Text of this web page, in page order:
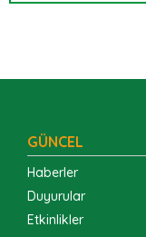
GÜNCEL
Haberler
Duyurular
Etkinlikler